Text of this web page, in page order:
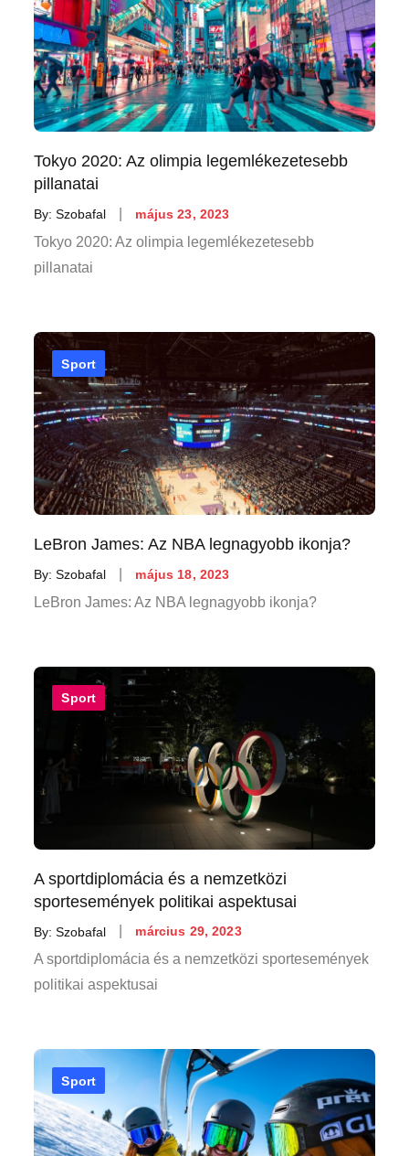
Tokyo 2020: Az olimpia legemlékezetesebb
pillanatai
By:Szobafal
Posted
on
május 23, 2023
Tokyo 2020: Az olimpia legemlékezetesebb
pillanatai
Sport
LeBron James: Az NBA legnagyobb ikonja?
By:Szobafal
Posted
on
május 18, 2023
LeBron James: Az NBA legnagyobb ikonja?
Sport
A sportdiplomácia és a nemzetközi
sportesemények politikai aspektusai
By:Szobafal
Posted
on
március 29, 2023
A sportdiplomácia és a nemzetközi sportesemények
politikai aspektusai
Sport